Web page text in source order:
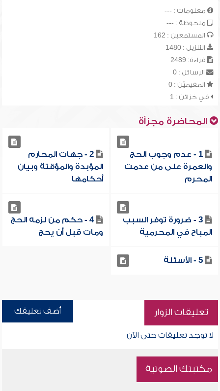
معلومات : ---
ملحوظة : ---
المستمعين : 162
التنزيل : 1480
قراءة: 2489
الرسائل : 0
المقيميّن : 0
في خزائن : 1
المحاضرة مجزأة
1 - عدم وجوب الحج
والعمرة على من عدمت
المحرم
2 - جهات المحارم
المؤبدة والمؤقتة وبيان
أحكامها
3 - ضرورة توفر السبب
المباح في المحرمية
4 - حكم من لزمه الحج
ومات قبل أن يحج
5 - الأسئلة
تعليقات الزوار أضف تعليقك
لا توجد تعليقات حتى الآن
مكتبتك الصوتية